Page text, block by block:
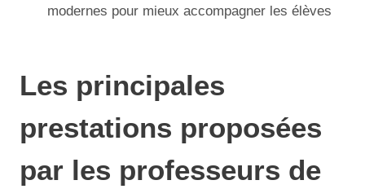
modernes pour mieux accompagner les élèves
Les principales
prestations proposées
par les professeurs de